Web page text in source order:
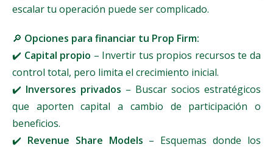
escalar tu operación puede ser complicado.
🔎 Opciones para financiar tu Prop Firm:
✔️ Capital propio – Invertir tus propios recursos te da
control total, pero limita el crecimiento inicial.
✔️ Inversores privados – Buscar socios estratégicos
que aporten capital a cambio de participación o
beneficios.
✔️ Revenue Share Models – Esquemas donde los